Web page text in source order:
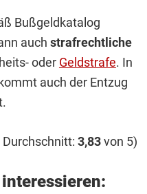
Bußgeldkatalog
auch strafrechtliche
oder Geldstrafe. In
auch der Entzug
3,83von 5)